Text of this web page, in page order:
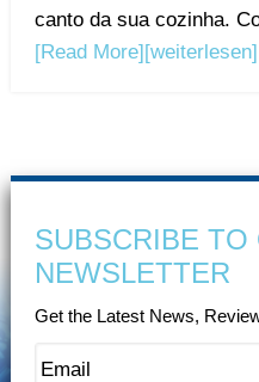
canto da sua cozinha.
[Read More][weiterlesen]
SUBSCRIBE TO
NEWSLETTER
Get the Latest News,